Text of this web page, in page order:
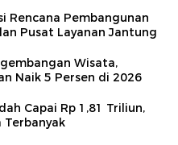
Rencana Pembangunan
Pusat Layanan Jantung
Wisata,
Naik 5 Persen di 2026
Capai Rp 1,81 Triliun,
Terbanyak